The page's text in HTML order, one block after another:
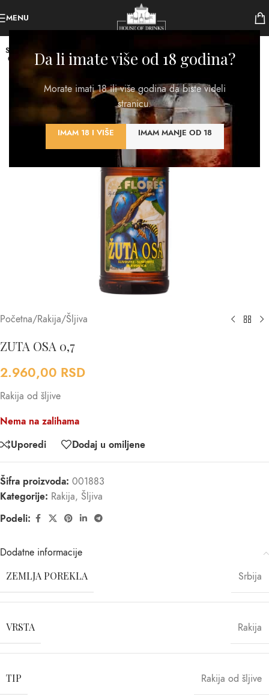
Da li imate više od 18 godina?
Morate imati 18 ili više godina da biste videli
stranicu.
IMAM 18 I VIŠE IMAM MANJE OD 18
MENU
SOLD
OUT
Početna/Rakija/Šljiva
ZUTA OSA 0,7
2.960,00 RSD
Rakija od šljive
Nema na zalihama
Uporedi
Dodaj u omiljene
Šifra proizvoda: 001883
Kategorije: Rakija, Šljiva
Podeli:
Dodatne informacije
ZEMLJA POREKLA Srbija
VRSTA Rakija
TIP Rakija od šljive